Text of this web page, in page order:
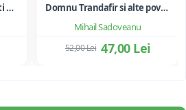
Baltagul (Editie, cu coperti necartonate)
Mihail Sadoveanu
Domnu Trandafir si alte povestiri - Mihail Sadoveanu
47,00 Lei
52,00 Lei